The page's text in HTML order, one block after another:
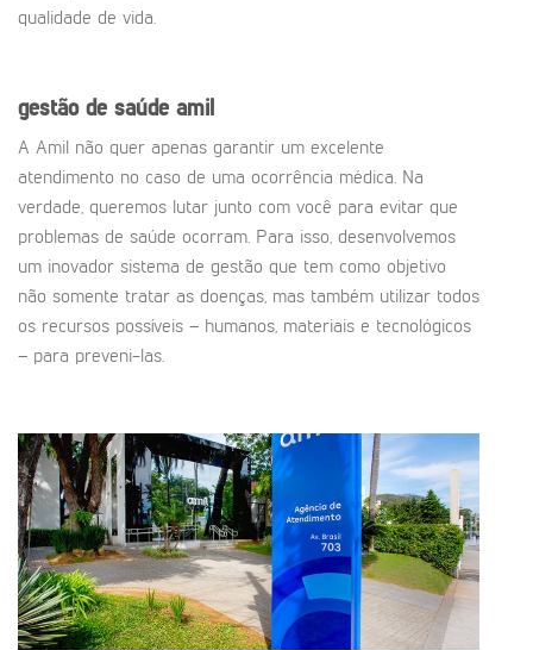
qualidade de vida.
gestão de saúde amil
A Amil não quer apenas garantir um excelente
atendimento no caso de uma ocorrência médica. Na
verdade, queremos lutar junto com você para evitar que
problemas de saúde ocorram. Para isso, desenvolvemos
um inovador sistema de gestão que tem como objetivo
não somente tratar as doenças, mas também utilizar todos
os recursos possíveis – humanos, materiais e tecnológicos
– para preveni-las.